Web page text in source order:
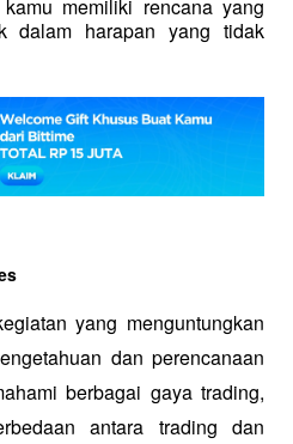
memiliki rencana yang
dalam harapan yang tidak
yang menguntungkan
dan perencanaan
berbagai gaya trading,
antara trading dan